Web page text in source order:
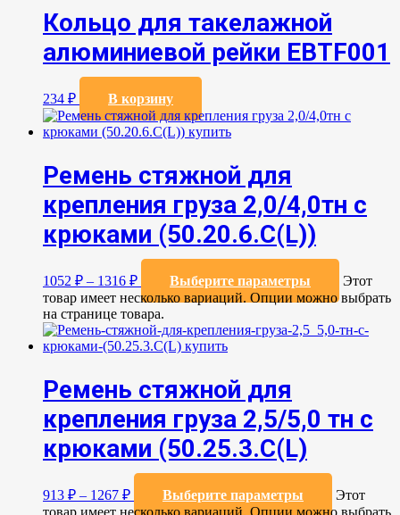
Кольцо для такелажной
алюминиевой рейки EBTF001
234 ₽ В корзину
Ремень стяжной для
крепления груза 2,0/4,0тн с
крюками (50.20.6.C(L))
1052 ₽ – 1316 ₽ Выберите параметры
Этот
товар имеет несколько вариаций. Опции можно выбрать
на странице товара.
Ремень стяжной для
крепления груза 2,5/5,0 тн с
крюками (50.25.3.C(L)
913 ₽ – 1267 ₽ Выберите параметры
Этот
товар имеет несколько вариаций. Опции можно выбрать